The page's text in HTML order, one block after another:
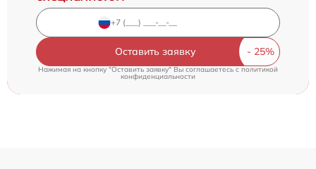
Оставить заявку
Нажимая на кнопку "Оставить заявку" Вы соглашаетесь cполитикой
конфиденциальности